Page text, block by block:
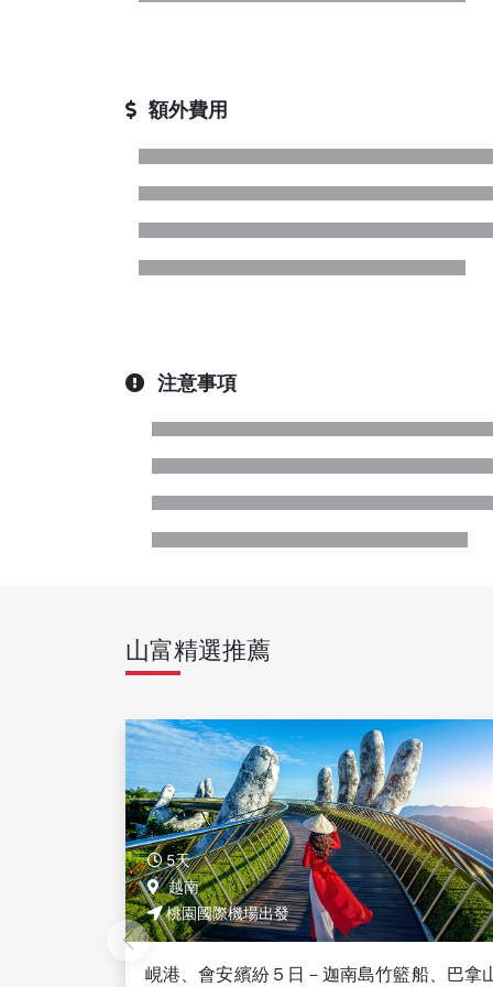
額外費用
注意事項
山富精選推薦
5天
越南 峴港
桃園國際機場出發
峴港會安風華５日－巴拿山佛手金橋、懷舊